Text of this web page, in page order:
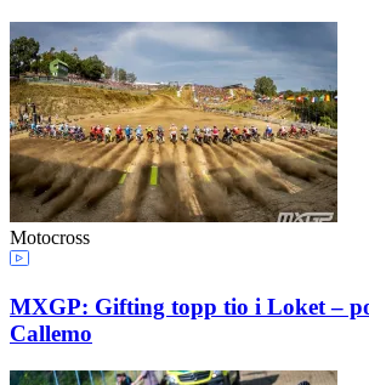
Motocross
MXGP: Gifting topp tio i Loket –
Callemo